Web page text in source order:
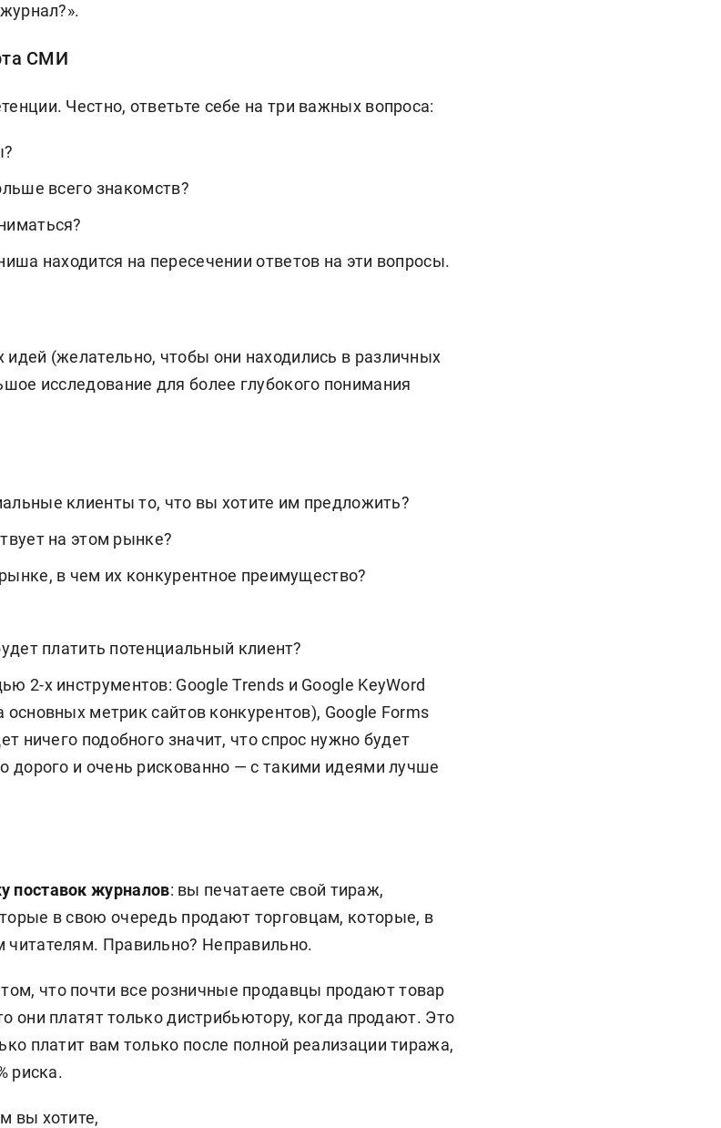
СМИ
Честно, ответьте себе на три важных вопроса:
всего знакомств?
находится на пересечении ответов на эти вопросы.
(желательно, чтобы они находились в различных
исследование для более глубокого понимания
клиенты то, что вы хотите им предложить?
на этом рынке?
в чем их конкурентное преимущество?
платить потенциальный клиент?
2-х инструментов: Google Trends и Google KeyWord
основных метрик сайтов конкурентов), Google Forms
ничего подобного значит, что спрос нужно будет
дорого и очень рискованно — с такими идеями лучше
поставок журналов: вы печатаете свой тираж,
в свою очередь продают торговцам, которые, в
Правильно? Неправильно.
что почти все розничные продавцы продают товар
они платят только дистрибьютору, когда продают. Это
платит вам только после полной реализации тиража,
риска.
вы хотите,